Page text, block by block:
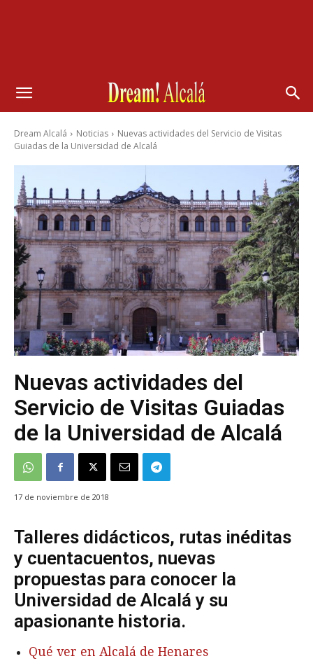
Dream Alcalá Noticias
Nuevas actividades del Servicio de Visitas
Guiadas de la Universidad de Alcalá
Nuevas actividades del
Servicio de Visitas Guiadas
de la Universidad de Alcalá
17 de noviembre de 2018
Talleres didácticos, rutas inéditas
y cuentacuentos, nuevas
propuestas para conocer la
Universidad de Alcalá y su
apasionante historia.
Qué ver en Alcalá de Henares